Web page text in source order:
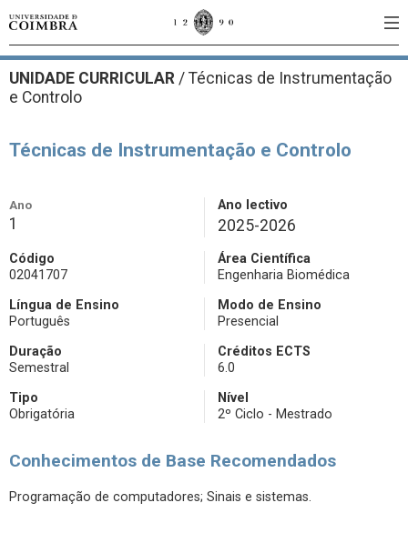
UNIDADE CURRICULAR / Técnicas de Instrumentação
e Controlo
Técnicas de Instrumentação e Controlo
Ano
1
Ano lectivo
2025-2026
Código
02041707
Área Científica
Engenharia Biomédica
Língua de Ensino
Português
Modo de Ensino
Presencial
Duração
Semestral
Créditos ECTS
6.0
Tipo
Obrigatória
Nível
2º Ciclo - Mestrado
Conhecimentos de Base Recomendados
Programação de computadores; Sinais e sistemas.